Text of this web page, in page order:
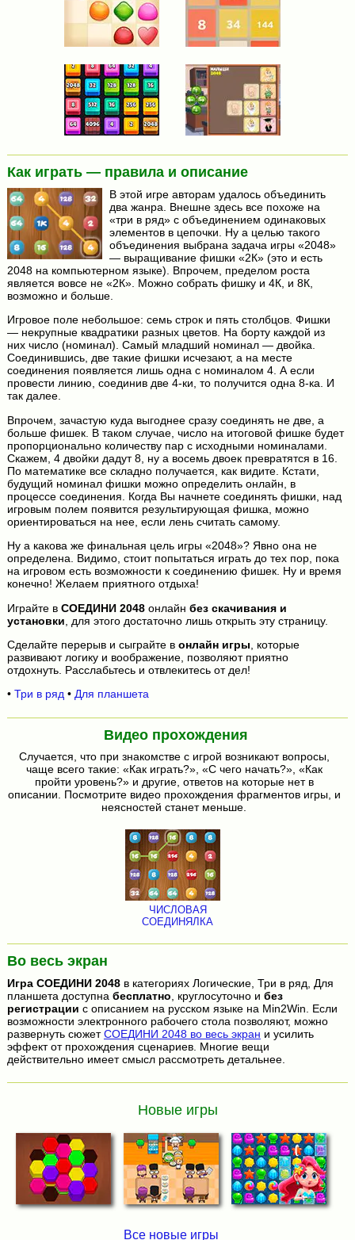
Как играть — правила и описание
В этой игре авторам удалось объединить
два жанра. Внешне здесь все похоже на
«три в ряд» с объединением одинаковых
элементов в цепочки. Ну а целью такого
объединения выбрана задача игры «2048»
— выращивание фишки «2К» (это и есть
2048 на компьютерном языке). Впрочем, пределом роста
является вовсе не «2К». Можно собрать фишку и 4К, и 8К,
возможно и больше.
Игровое поле небольшое: семь строк и пять столбцов. Фишки
— некрупные квадратики разных цветов. На борту каждой из
них число (номинал). Самый младший номинал — двойка.
Соединившись, две такие фишки исчезают, а на месте
соединения появляется лишь одна с номиналом 4. А если
провести линию, соединив две 4-ки, то получится одна 8-ка. И
так далее.
Впрочем, зачастую куда выгоднее сразу соединять не две, а
больше фишек. В таком случае, число на итоговой фишке будет
пропорционально количеству пар с исходными номиналами.
Скажем, 4 двойки дадут 8, ну а восемь двоек превратятся в 16.
По математике все складно получается, как видите. Кстати,
будущий номинал фишки можно определить онлайн, в
процессе соединения. Когда Вы начнете соединять фишки, над
игровым полем появится результирующая фишка, можно
ориентироваться на нее, если лень считать самому.
Ну а какова же финальная цель игры «2048»? Явно она не
определена. Видимо, стоит попытаться играть до тех пор, пока
на игровом есть возможности к соединению фишек. Ну и время
конечно! Желаем приятного отдыха!
Играйте в СОЕДИНИ 2048онлайн без скачивания и
установки , для этого достаточно лишь открыть эту страницу.
Сделайте перерыв и сыграйте в онлайн игры , которые
развивают логику и воображение, позволяют приятно
отдохнуть. Расслабьтесь и отвлекитесь от дел!
• Три в ряд• Для планшета
Видео прохождения
Случается, что при знакомстве с игрой возникают вопросы,
чаще всего такие: «Как играть?», «С чего начать?», «Как
пройти уровень?» и другие, ответов на которые нет в
описании. Посмотрите видео прохождения фрагментов игры, и
неясностей станет меньше.
ЧИСЛОВАЯ
СОЕДИНЯЛКА
Во весь экран
Игра СОЕДИНИ 2048в категориях Логические, Три в ряд, Для
планшета доступна бесплатно , круглосуточно и без
регистрации с описанием на русском языке на Min2Win. Если
возможности электронного рабочего стола позволяют, можно
развернуть сюжетСОЕДИНИ 2048 во весь экран и усилить
эффект от прохождения сценариев. Многие вещи
действительно имеет смысл рассмотреть детальнее.
Новые игры
Все новые игры